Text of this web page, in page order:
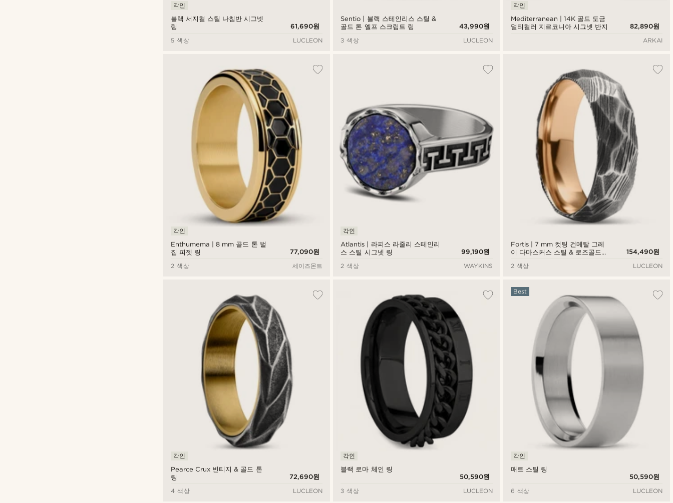
블랙 서지컬 스틸 나침반 시그넷
링
각인
61,690원
5 색상
LUCLEON
Sentio | 블랙 스테인리스 스틸 &
골드 톤 엘프 스크립트 링
43,990원
3 색상
LUCLEON
Mediterranean | 14K 골드 도금
멀티컬러 지르코니아 시그넷 반지
각인
82,890원
ARKAI
Enthumema | 8 mm 골드 톤 벌
집 피젯 링
각인
77,090원
2 색상
세이즈몬트
Atlantis | 라피스 라줄리 스테인리
스 스틸 시그넷 링
각인
99,190원
2 색상
WAYKINS
Fortis | 7 mm 컷팅 건메탈 그레
이 다마스커스 스틸 & 로즈골드
154,490원
2 색상
LUCLEON
Pearce Crux 빈티지 & 골드 톤
링
각인
72,690원
4 색상
LUCLEON
블랙 로마 체인 링
각인
50,590원
3 색상
LUCLEON
매트 스틸 링
Best
각인
50,590원
6 색상
LUCLEON